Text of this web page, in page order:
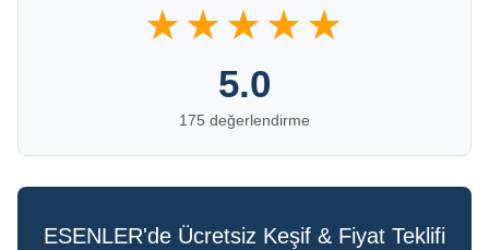
★★★★★
5.0
175 değerlendirme
ESENLER'de Ücretsiz Keşif & Fiyat Teklifi